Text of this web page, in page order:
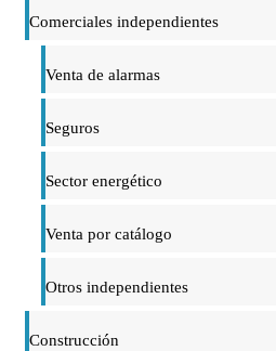
Comerciales independientes
Venta de alarmas
Seguros
Sector energético
Venta por catálogo
Otros independientes
Construcción